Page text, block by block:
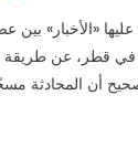
«الأخبار» بين
قطر، عن طريقة
أن المحادثة